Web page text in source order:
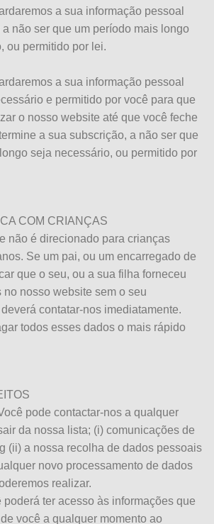
a sua informação pessoal
não ser que um período mais longo
ou permitido por lei.
a sua informação pessoal
e permitido por você para que
o nosso website até que você feche
a sua subscrição, a não ser que
seja necessário, ou permitido por
COM CRIANÇAS
não é direcionado para crianças
Se um pai, ou um encarregado de
que o seu, ou a sua filha forneceu
nosso website sem o seu
contatar-nos imediatamente.
todos esses dados o mais rápido
pode contactar-nos a qualquer
da nossa lista; (i) comunicações de
(ii) a nossa recolha de dados pessoais
novo processamento de dados
realizar.
ter acesso às informações que
você a qualquer momento ao